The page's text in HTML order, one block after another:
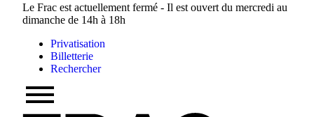
Le Frac est actuellement fermé - Il est ouvert du mercredi au
dimanche de 14h à 18h
Privatisation
Billetterie
Rechercher